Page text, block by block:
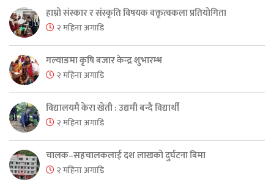
हाम्रो संस्कार र संस्कृति विषयक वक्तृत्वकला प्रतियोगिता
२ महिना अगाडि
गल्याङमा कृषि बजार केन्द्र शुभारम्भ
२ महिना अगाडि
विद्यालयमै केरा खेती : उद्यमी बन्दै विद्यार्थी
२ महिना अगाडि
चालक–सहचालकलाई दश लाखको दुर्घटना बिमा
२ महिना अगाडि